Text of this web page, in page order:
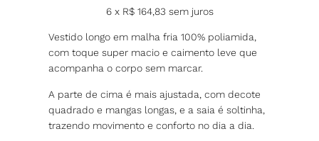
6 x R$164,83 sem juros
Vestido longo em malha fria 100% poliamida,
com toque super macio e caimento leve que
acompanha o corpo sem marcar.
A parte de cima é mais ajustada, com decote
quadrado e mangas longas, e a saia é soltinha,
trazendo movimento e conforto no dia a dia.